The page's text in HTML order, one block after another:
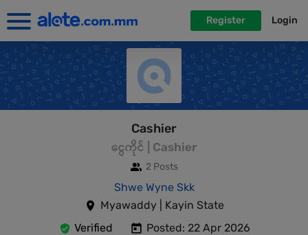
Register Login
Cashier
ငွေကိုင် | Cashier
2 Posts
Shwe Wyne Skk
Myawaddy | Kayin State
Verified
Posted: 22 Apr 2026